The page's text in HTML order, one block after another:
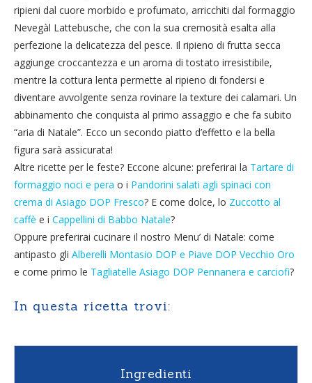
ripieni dal cuore morbido e profumato, arricchiti dal formaggio
Nevegàl Lattebusche, che con la sua cremosità esalta alla
perfezione la delicatezza del pesce. Il ripieno di frutta secca
aggiunge croccantezza e un aroma di tostato irresistibile,
mentre la cottura lenta permette al ripieno di fondersi e
diventare avvolgente senza rovinare la texture dei calamari. Un
abbinamento che conquista al primo assaggio e che fa subito
“aria di Natale”. Ecco un secondo piatto d’effetto e la bella
figura sarà assicurata!
Altre ricette per le feste? Eccone alcune: preferirai la Tartare di
formaggio noci e pera o i Pandorini salati agli spinaci con
crema di Asiago DOP Fresco? E come dolce, lo Zuccotto al
caffè e i Cappellini di Babbo Natale?
Oppure preferirai cucinare il nostro Menu’ di Natale: come
antipasto gli Alberelli Montasio DOP e Piave DOP Vecchio Oro
e come primo le Tagliatelle Asiago DOP Pennanera e carciofi?
In questa ricetta trovi:
Ingredienti